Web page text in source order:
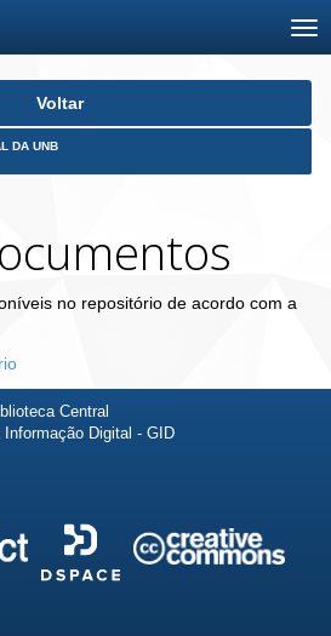
Voltar
DA UNB
no repositório de acordo com a
Central
Digital - GID